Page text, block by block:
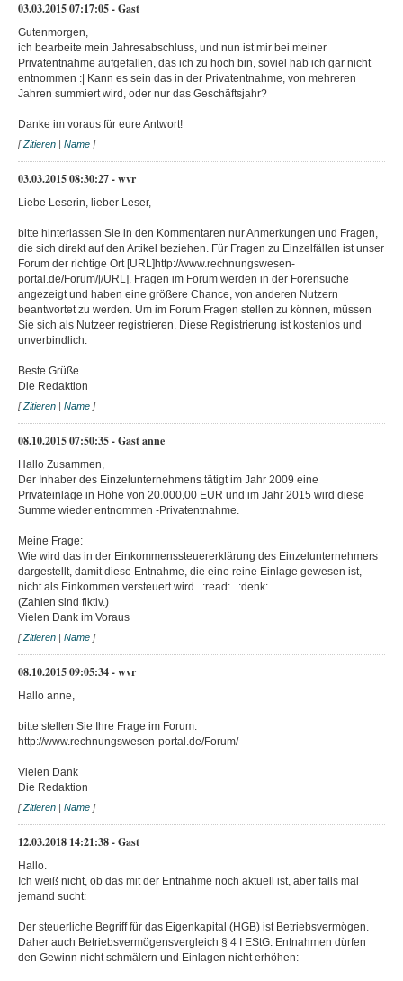
03.03.2015 07:17:05 - Gast
Gutenmorgen,
ich bearbeite mein Jahresabschluss, und nun ist mir bei meiner
Privatentnahme aufgefallen, das ich zu hoch bin, soviel hab ich gar nicht
entnommen :| Kann es sein das in der Privatentnahme, von mehreren
Jahren summiert wird, oder nur das Geschäftsjahr?
Danke im voraus für eure Antwort!
[Zitieren | Name ]
03.03.2015 08:30:27 - wvr
Liebe Leserin, lieber Leser,
bitte hinterlassen Sie in den Kommentaren nur Anmerkungen und Fragen,
die sich direkt auf den Artikel beziehen. Für Fragen zu Einzelfällen ist unser
Forum der richtige Ort [URL]http://www.rechnungswesen-
portal.de/Forum/[/URL]. Fragen im Forum werden in der Forensuche
angezeigt und haben eine größere Chance, von anderen Nutzern
beantwortet zu werden. Um im Forum Fragen stellen zu können, müssen
Sie sich als Nutzeer registrieren. Diese Registrierung ist kostenlos und
unverbindlich.
Beste Grüße
Die Redaktion
[Zitieren | Name ]
08.10.2015 07:50:35 - Gast anne
Hallo Zusammen,
Der Inhaber des Einzelunternehmens tätigt im Jahr 2009 eine
Privateinlage in Höhe von 20.000,00 EUR und im Jahr 2015 wird diese
Summe wieder entnommen -Privatentnahme.
Meine Frage:
Wie wird das in der Einkommenssteuererklärung des Einzelunternehmers
dargestellt, damit diese Entnahme, die eine reine Einlage gewesen ist,
nicht als Einkommen versteuert wird. :read: :denk:
(Zahlen sind fiktiv.)
Vielen Dank im Voraus
[Zitieren | Name ]
08.10.2015 09:05:34 - wvr
Hallo anne,
bitte stellen Sie Ihre Frage im Forum.
http://www.rechnungswesen-portal.de/Forum/
Vielen Dank
Die Redaktion
[Zitieren | Name ]
12.03.2018 14:21:38 - Gast
Hallo.
Ich weiß nicht, ob das mit der Entnahme noch aktuell ist, aber falls mal
jemand sucht:
Der steuerliche Begriff für das Eigenkapital (HGB) ist Betriebsvermögen.
Daher auch Betriebsvermögensvergleich § 4 I EStG. Entnahmen dürfen
den Gewinn nicht schmälern und Einlagen nicht erhöhen: